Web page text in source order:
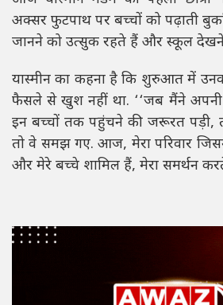
अक्सर फुटपाथ पर बच्चों को पढ़ाती
जानने को उत्सुक रहते हैं और स्कूल
यास्मीन का कहना है कि शुरुआत में
फैसले से खुश नहीं था. ‘‘जब मैंने
इन बच्चों तक पहुंचने की जरूरत पड़ी,
तो वे समझ गए. आज, मेरा परिवार
और मेरे बच्चे शामिल हैं, मेरा समर्थन